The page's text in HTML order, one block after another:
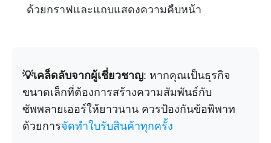
ด้วยกราฟและแถบแสดงความคืบหน้า
💡เคล็ดลับจากผู้เชี่ยวชาญ: หากคุณเป็นธุรกิจ
ขนาดเล็กที่ต้องการสร้างความสัมพันธ์กับ
ซัพพลายเออร์ให้ยาวนาน ควรป้องกันข้อพิพาท
ด้วยการจัดทำใบรับสินค้าทุกครั้ง